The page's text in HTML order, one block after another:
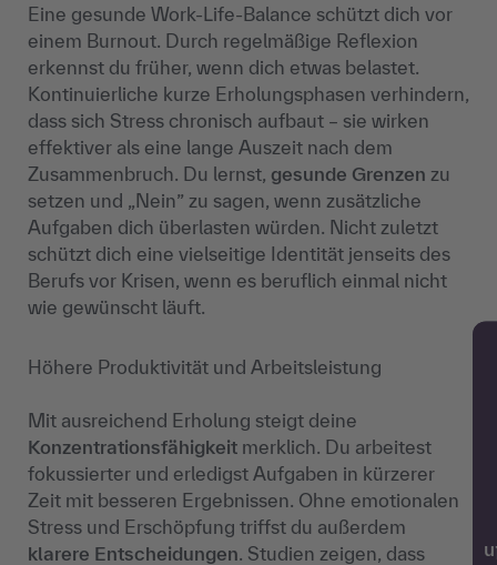
Eine gesunde Work-Life-Balance schützt dich vor
einem Burnout. Durch regelmäßige Reflexion
erkennst du früher, wenn dich etwas belastet.
Kontinuierliche kurze Erholungsphasen verhindern,
dass sich Stress chronisch aufbaut – sie wirken
effektiver als eine lange Auszeit nach dem
Zusammenbruch. Du lernst, gesunde Grenzen zu
setzen und „Nein” zu sagen, wenn zusätzliche
Aufgaben dich überlasten würden. Nicht zuletzt
schützt dich eine vielseitige Identität jenseits des
Berufs vor Krisen, wenn es beruflich einmal nicht
wie gewünscht läuft.
Höhere Produktivität und Arbeitsleistung
Mit ausreichend Erholung steigt deine
Konzentrationsfähigkeit merklich. Du arbeitest
fokussierter und erledigst Aufgaben in kürzerer
Zeit mit besseren Ergebnissen. Ohne emotionalen
Stress und Erschöpfung triffst du außerdem
klarere Entscheidungen. Studien zeigen, dass